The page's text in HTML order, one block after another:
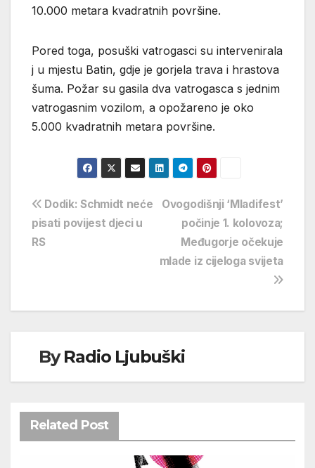
10.000 metara kvadratnih površine.
Pored toga, posuški vatrogasci su intervenirala
j u mjestu Batin, gdje je gorjela trava i hrastova
šuma. Požar su gasila dva vatrogasca s jednim
vatrogasnim vozilom, a opožareno je oko
5.000 kvadratnih metara površine.
Navigacija
objava
Ovogodišnji ‘Mladifest’
počinje 1. kolovoza;
Međugorje očekuje
mlade iz cijeloga svijeta
Dodik: Schmidt neće
pisati povijest djeci u
RS
ByRadio Ljubuški
Related Post